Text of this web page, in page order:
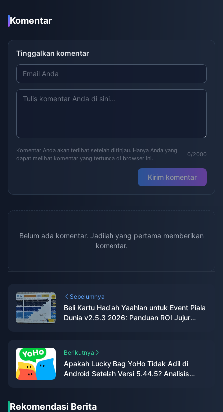
Komentar
Tinggalkan komentar
Komentar Anda akan terlihat setelah ditinjau. Hanya Anda yang
dapat melihat komentar yang tertunda di browser ini.
0/2000
Kirim komentar
Belum ada komentar. Jadilah yang pertama memberikan
komentar.
Sebelumnya
Beli Kartu Hadiah Yaahlan untuk Event Piala
Dunia v2.5.3 2026: Panduan ROI Jujur
Berikutnya
Apakah Lucky Bag YoHo Tidak Adil di
Android Setelah Versi 5.44.5? Analisis
Rekomendasi Berita